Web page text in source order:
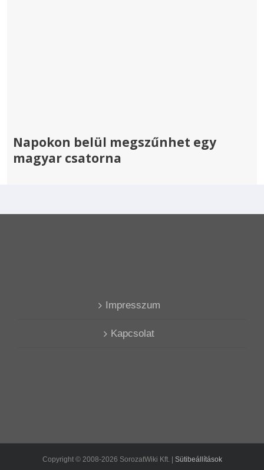
Napokon belül megszűnhet egy
magyar csatorna
Impresszum
Kapcsolat
Copyright © 2008-2026 SorozatWiki Kft. | Sütibeállítások